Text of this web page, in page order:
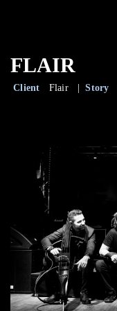
FLAIR
Client Flair |Story